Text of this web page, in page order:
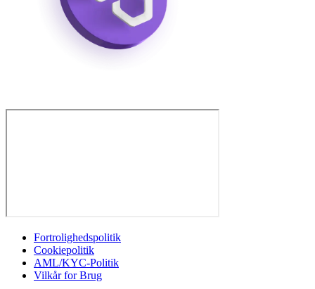
Fortrolighedspolitik
Cookiepolitik
AML/KYC-Politik
Vilkår for Brug